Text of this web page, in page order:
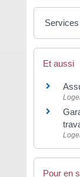
Et aussi
Pour en